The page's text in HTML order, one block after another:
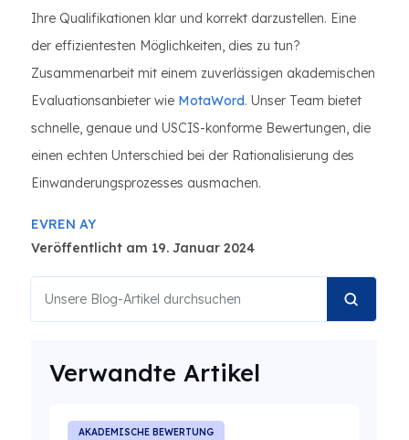
Ihre Qualifikationen klar und korrekt darzustellen. Eine
der effizientesten Möglichkeiten, dies zu tun?
Zusammenarbeit mit einem zuverlässigen akademischen
Evaluationsanbieter wie MotaWord. Unser Team bietet
schnelle, genaue und USCIS-konforme Bewertungen, die
einen echten Unterschied bei der Rationalisierung des
Einwanderungsprozesses ausmachen.
EVREN AY
Veröffentlicht am 19. Januar 2024
Verwandte Artikel
AKADEMISCHE BEWERTUNG